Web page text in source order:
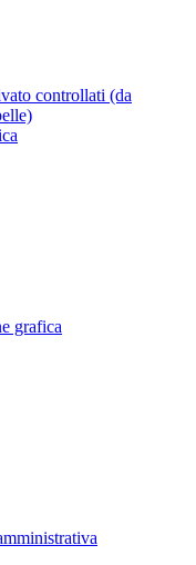
controllati (da
grafica